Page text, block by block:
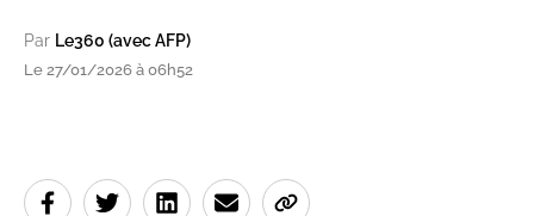
Par Le360 (avec AFP)
Le 27/01/2026 à 06h52